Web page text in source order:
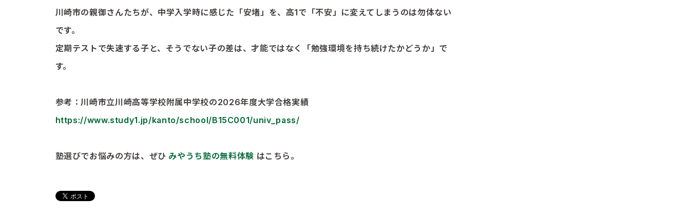
川崎市の親御さんたちが、中学入学時に感じた「安堵」を、高1で「不安」に変えてしまうのは勿体ない
です。
定期テストで失速する子と、そうでない子の差は、才能ではなく「勉強環境を持ち続けたかどうか」で
す。
参考：川崎市立川崎高等学校附属中学校の2026年度大学合格実績
https://www.study1.jp/kanto/school/B15C001/univ_pass/
塾選びでお悩みの方は、ぜひ みやうち塾の無料体験 はこちら。